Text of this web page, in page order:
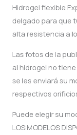
was:
Hidrogel flexible
delgado para que
alta resistencia a
Las fotos de la
al hidrogel no
se les enviará su
respectivos
Puede elegir su
LOS MODELOS